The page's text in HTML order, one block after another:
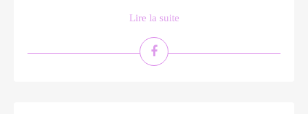
Lire la suite